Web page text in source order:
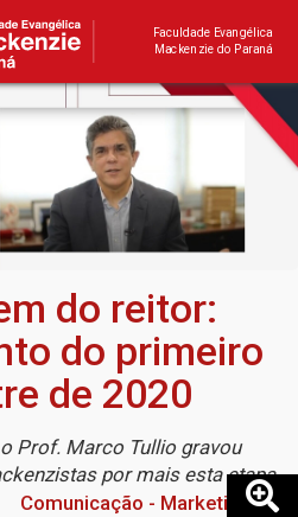
Faculdade Evangélica
Mackenzie do Paraná
do reitor:
do primeiro
de 2020
Prof. Marco Tullio gravou
por mais esta etapa
Comunicação - Marketing